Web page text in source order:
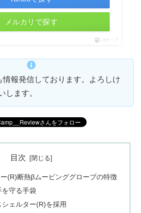
メルカリで探す
ポチップ
情報発信しております。よろしけ
します。
目次
(R)断熱βムービンググローブの特徴
を守る手袋
ェルター(R)を採用